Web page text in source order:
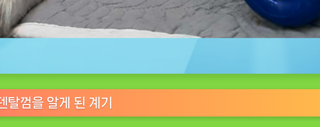
탈껌을 알게 된 계기